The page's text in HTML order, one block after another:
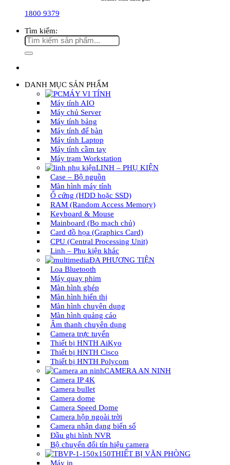
1800 9379
Tìm kiếm:
DANH MỤC SẢN PHẨM
MÁY VI TÍNH
Máy tính AIO
Máy chủ Server
Máy tính bảng
Máy tính để bàn
Máy tính Laptop
Máy tính cầm tay
Máy trạm Workstation
LINH – PHỤ KIỆN
Case – Bộ nguồn
Màn hình máy tính
Ổ cứng (HDD hoặc SSD)
RAM (Random Access Memory)
Keyboard & Mouse
Mainboard (Bo mạch chủ)
Card đồ họa (Graphics Card)
CPU (Central Processing Unit)
Linh – Phụ kiện khác
ĐA PHƯƠNG TIỆN
Loa Bluetooth
Máy quay phim
Màn hình ghép
Màn hình hiển thị
Màn hình chuyên dụng
Màn hình quảng cáo
Âm thanh chuyên dụng
Camera trực tuyến
Thiết bị HNTH AiKyo
Thiết bị HNTH Cisco
Thiết bị HNTH Polycom
CAMERA AN NINH
Camera IP 4K
Camera bullet
Camera dome
Camera Speed Dome
Camera hộp ngoài trời
Camera nhận dạng biển số
Đầu ghi hình NVR
Bộ chuyển đổi tín hiệu camera
THIẾT BỊ VĂN PHÒNG
Máy in